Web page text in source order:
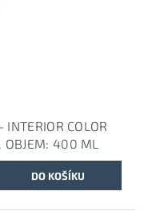
INTERIOR COLOR
OBJEM: 400 ML